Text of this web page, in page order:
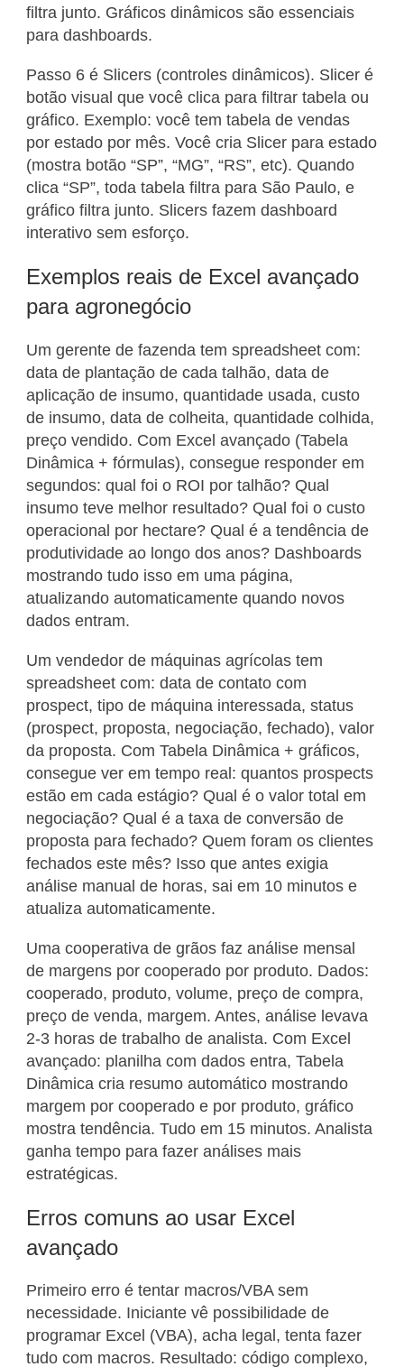
filtra junto. Gráficos dinâmicos são essenciais
para dashboards.
Passo 6 é Slicers (controles dinâmicos). Slicer é
botão visual que você clica para filtrar tabela ou
gráfico. Exemplo: você tem tabela de vendas
por estado por mês. Você cria Slicer para estado
(mostra botão “SP”, “MG”, “RS”, etc). Quando
clica “SP”, toda tabela filtra para São Paulo, e
gráfico filtra junto. Slicers fazem dashboard
interativo sem esforço.
Exemplos reais de Excel avançado
para agronegócio
Um gerente de fazenda tem spreadsheet com:
data de plantação de cada talhão, data de
aplicação de insumo, quantidade usada, custo
de insumo, data de colheita, quantidade colhida,
preço vendido. Com Excel avançado (Tabela
Dinâmica + fórmulas), consegue responder em
segundos: qual foi o ROI por talhão? Qual
insumo teve melhor resultado? Qual foi o custo
operacional por hectare? Qual é a tendência de
produtividade ao longo dos anos? Dashboards
mostrando tudo isso em uma página,
atualizando automaticamente quando novos
dados entram.
Um vendedor de máquinas agrícolas tem
spreadsheet com: data de contato com
prospect, tipo de máquina interessada, status
(prospect, proposta, negociação, fechado), valor
da proposta. Com Tabela Dinâmica + gráficos,
consegue ver em tempo real: quantos prospects
estão em cada estágio? Qual é o valor total em
negociação? Qual é a taxa de conversão de
proposta para fechado? Quem foram os clientes
fechados este mês? Isso que antes exigia
análise manual de horas, sai em 10 minutos e
atualiza automaticamente.
Uma cooperativa de grãos faz análise mensal
de margens por cooperado por produto. Dados:
cooperado, produto, volume, preço de compra,
preço de venda, margem. Antes, análise levava
2-3 horas de trabalho de analista. Com Excel
avançado: planilha com dados entra, Tabela
Dinâmica cria resumo automático mostrando
margem por cooperado e por produto, gráfico
mostra tendência. Tudo em 15 minutos. Analista
ganha tempo para fazer análises mais
estratégicas.
Erros comuns ao usar Excel
avançado
Primeiro erro é tentar macros/VBA sem
necessidade. Iniciante vê possibilidade de
programar Excel (VBA), acha legal, tenta fazer
tudo com macros. Resultado: código complexo,